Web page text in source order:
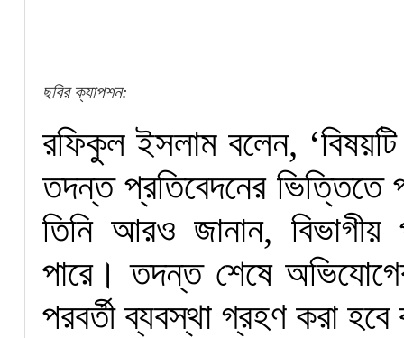
ছবির ক্যাপশন:
রফিকুল ইসলাম বলেন,
তদন্ত প্রতিবেদনের
তিনি আরও জানান,
পারে। তদন্ত শেষে
পরবর্তী ব্যবস্থা গ্রহণ করা